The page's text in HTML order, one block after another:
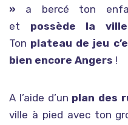
» a bercé ton
et possède la ville
Ton plateau de jeu
bien encore Angers !
A l’aide d’un plan des
ville à pied avec ton